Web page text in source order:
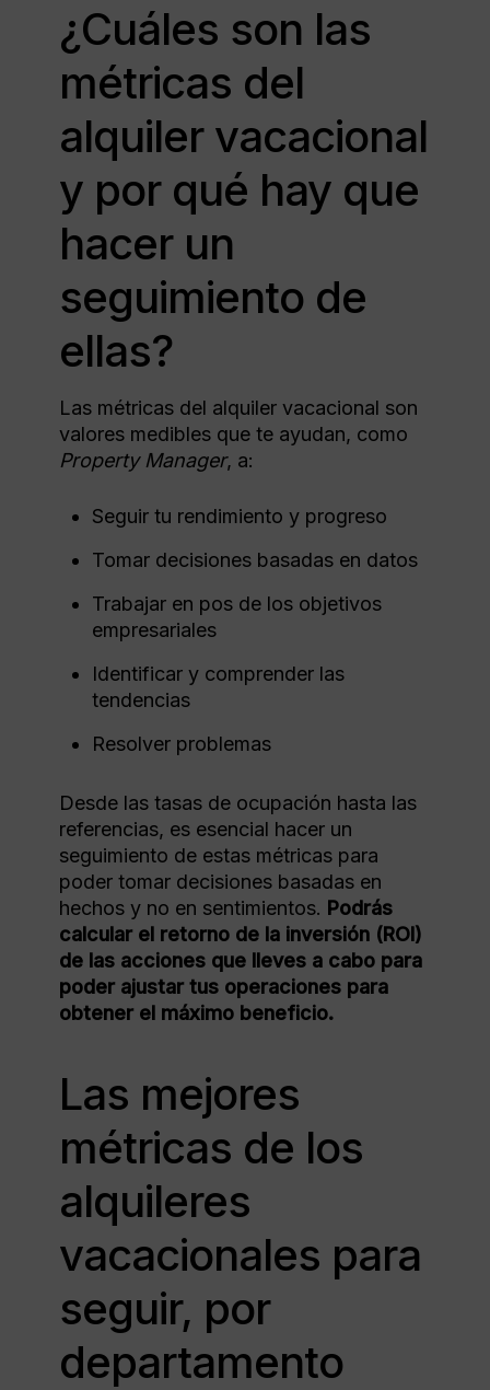
¿Cuáles son las
métricas del
alquiler vacacional
y por qué hay que
hacer un
seguimiento de
ellas?
Las métricas del alquiler vacacional son
valores medibles que te ayudan, como
Property Manager, a:
Seguir tu rendimiento y progreso
Tomar decisiones basadas en datos
Trabajar en pos de los objetivos
empresariales
Identificar y comprender las
tendencias
Resolver problemas
Desde las tasas de ocupación hasta las
referencias, es esencial hacer un
seguimiento de estas métricas para
poder tomar decisiones basadas en
hechos y no en sentimientos. Podrás
calcular el retorno de la inversión (ROI)
de las acciones que lleves a cabo para
poder ajustar tus operaciones para
obtener el máximo beneficio.
Las mejores
métricas de los
alquileres
vacacionales para
seguir, por
departamento